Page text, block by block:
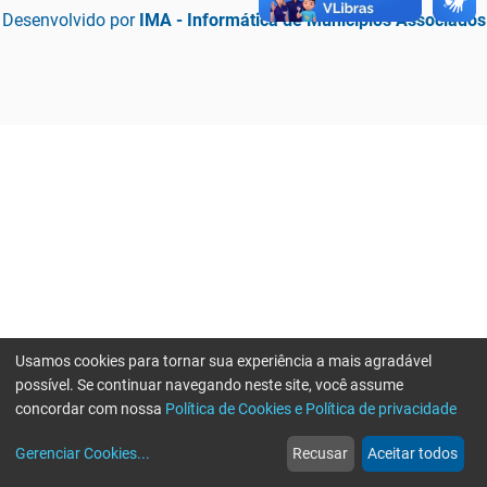
Desenvolvido por IMA - Informática de Municípios Associados
web
Notícias
more_horiz
Mais
Usamos cookies para tornar sua experiência a mais agradável
possível. Se continuar navegando neste site, você assume
concordar com nossa Política de Cookies e Política de privacidade
Gerenciar Cookies... Recusar Aceitar todos
Erro ao enviar informações, por favor tente novamente